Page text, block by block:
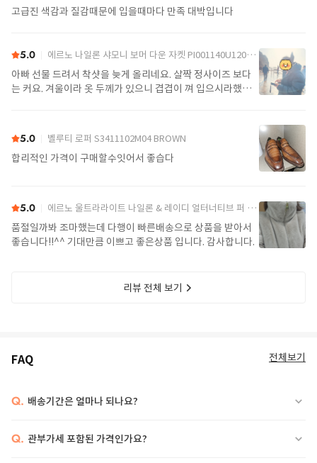
고급진 색감과 질감때문에 입을때마다 만족 대박입니다
5.0 에르노 나일론 샤모니 보머 다운 자켓 PI001140U12004Z 9389 Black
아빠 선물 드려서 착샷을 늦게 올리네요. 살짝 정사이즈 보다
는 커요. 겨울이라 옷 두께가 있으니 겹겹이 껴 입으시라했어
5.0 벨루티 로퍼 S3411102M04 BROWN
합리적인 가격이 구매할수잇어서 좋습다
5.0 에르노 울트라라이트 나일론 & 레이디 얼터너티브 퍼 케이프 PI002017D 12017Z 1985Chatilly Beige
품절일까봐 조마했는데 다행이 빠른배송으로 상품을 받아서
좋습니다!!^^ 기대만큼 이쁘고 좋은상품 입니다. 감사합니다.
리뷰 전체 보기
FAQ 전체보기
Q. 배송기간은 얼마나 되나요?
Q. 관부가세 포함된 가격인가요?